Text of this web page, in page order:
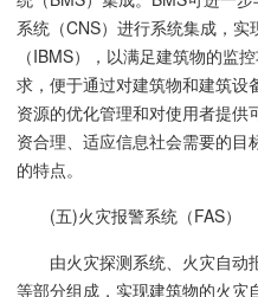
系统（CNS）进行系统集成，
（IBMS），以满足建筑物的监
求，便于通过对建筑物和建筑设
资源的优化管理和对使用者提
资合理、适应信息社会需要的
的特点。
(五)火灾报警系统（FAS）
由火灾探测系统、火灾自动
等部分组成，实现建筑物的火灾